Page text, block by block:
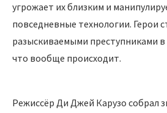
угрожает их близким и
повседневные технологии. Герои
разыскиваемыми преступниками в
что вообще происходит.
Режиссёр Ди Джей Карузо собрал